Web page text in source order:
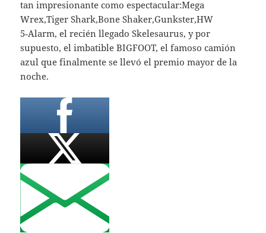
tan impresionante como espectacular:Mega
Wrex,Tiger Shark,Bone Shaker,Gunkster,HW
5‑Alarm, el recién llegado Skelesaurus, y por
supuesto, el imbatible BIGFOOT, el famoso camión
azul que finalmente se llevó el premio mayor de la
noche.